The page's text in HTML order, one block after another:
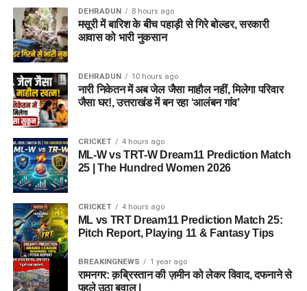
DEHRADUN 8 hours ago
मसूरी में बारिश के बीच पहाड़ी से गिरे बोल्डर, सरकारी
आवास को भारी नुकसान
DEHRADUN 10 hours ago
नारी निकेतन में अब जेल जैसा माहौल नहीं, मिलेगा परिवार
जैसा घर!, उत्तराखंड में बन रहा ‘आलंबन गांव’
CRICKET 4 hours ago
ML-W vs TRT-W Dream11 Prediction Match
25 | The Hundred Women 2026
CRICKET 4 hours ago
ML vs TRT Dream11 Prediction Match 25:
Pitch Report, Playing 11 & Fantasy Tips
BREAKINGNEWS 1 year ago
रामनगर: क़ब्रिस्तान की ज़मीन को लेकर विवाद, दफनाने से
पहले उठा बवाल |